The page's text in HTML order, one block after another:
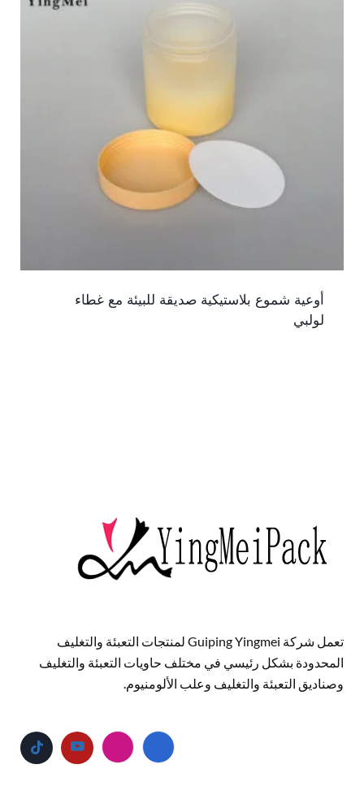
أوعية شموع بلاستيكية صديقة للبيئة مع غطاء
لولبي
تعمل شركة Guiping Yingmei لمنتجات التعبئة والتغليف
المحدودة بشكل رئيسي في مختلف حاويات التعبئة والتغليف
وصناديق التعبئة والتغليف وعلب الألومنيوم.